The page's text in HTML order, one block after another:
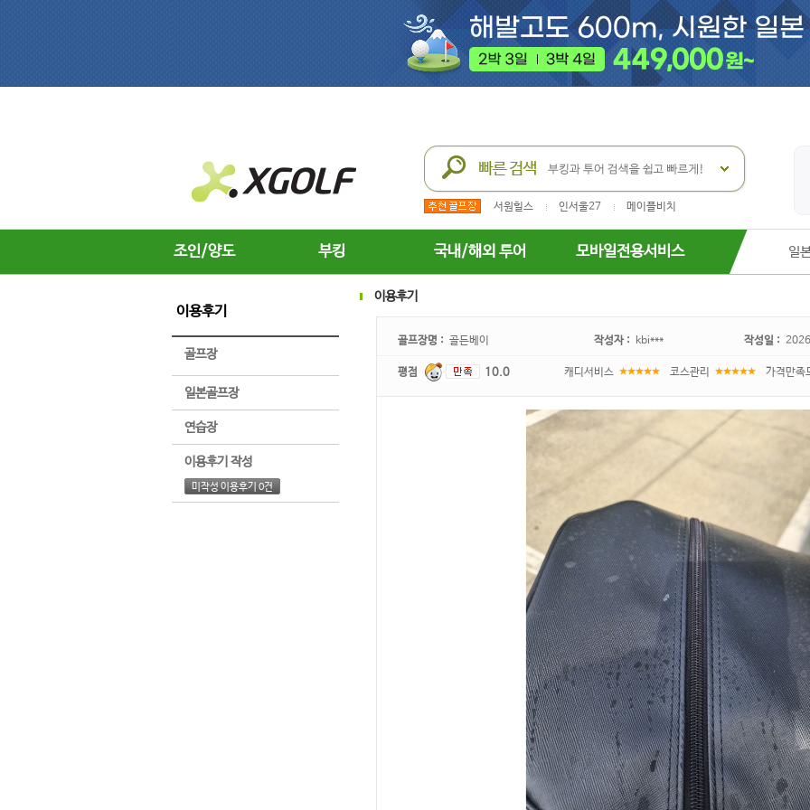
서원힐스 인서울27 메이플비치
조인/양도 부킹 국내/해외 투어 모바일전용서비스 일
이용후기
골프장
일본골프장
연습장
이용후기 작성
미작성 이용후기 0건
이용후기
골프장명 : 골든베이 작성자 : kbi*** 작성일 :
평점 10.0 캐디서비스 코스관리 가격만족